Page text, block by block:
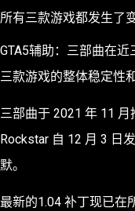
所有三款游戏都发生了
GTA5辅助：
三部曲在近
三款游戏的整体稳定性
三部曲于 2021 年 11 月
Rockstar 自 12 月 3 日
默。
最新的1.04 补丁现已在